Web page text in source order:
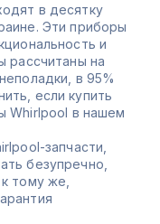
в десятку
Эти приборы
и
рассчитаны на
в 95%
если купить
Whirlpool в нашем
запчасти,
безупречно,
тому же,